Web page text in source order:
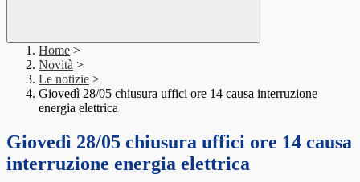
Home >
Novità >
Le notizie >
Giovedì 28/05 chiusura uffici ore 14 causa interruzione
energia elettrica
Giovedì 28/05 chiusura uffici ore 14 causa
interruzione energia elettrica